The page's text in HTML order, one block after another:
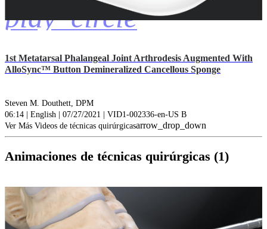
play_circle
1st Metatarsal Phalangeal Joint Arthrodesis Augmented With
AlloSync™ Button Demineralized Cancellous Sponge
Steven M. Douthett, DPM
06:14 | English | 07/27/2021 | VID1-002336-en-US B
Ver Más Videos de técnicas quirúrgicasarrow_drop_down
Animaciones de técnicas quirúrgicas (1)